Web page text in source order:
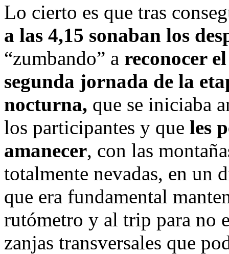
Lo cierto es que tras
a las 4,15 sonaban los
“zumbando” a reconocer
segunda jornada de la
nocturna, que se iniciaba
los participantes y que les
amanecer, con las
totalmente nevadas, en un
que era fundamental
rutómetro y al trip para no
zanjas transversales que